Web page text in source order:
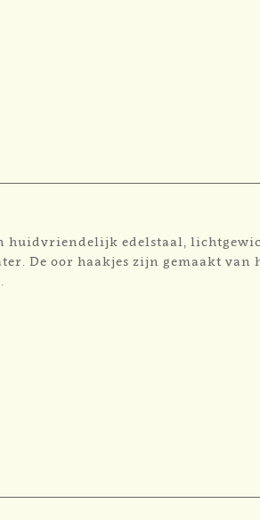
huidvriendelijk edelstaal,
De oor haakjes zijn gemaakt van